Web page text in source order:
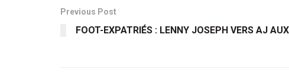
Previous Post
FOOT-EXPATRIÉS : LENNY JOSEPH VERS AJ